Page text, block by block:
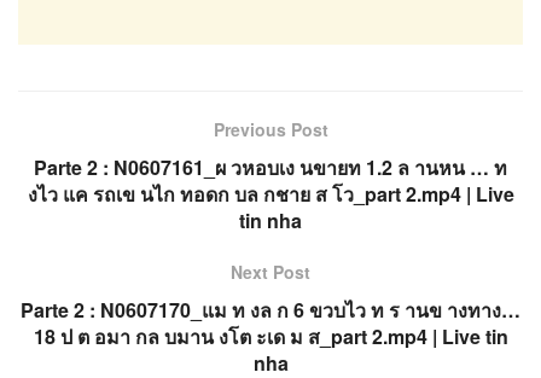
Previous Post
Parte 2 : N0607161_ผ วหอบเง นขายท 1.2 ล านหน … ท
งไว แค รถเข นไก ทอดก บล กชาย ส โว_part 2.mp4 | Live
tin nha
Next Post
Parte 2 : N0607170_แม ท งล ก 6 ขวบไว ท ร านข างทาง…
18 ป ต อมา กล บมาน งโต ะเด ม ส_part 2.mp4 | Live tin
nha